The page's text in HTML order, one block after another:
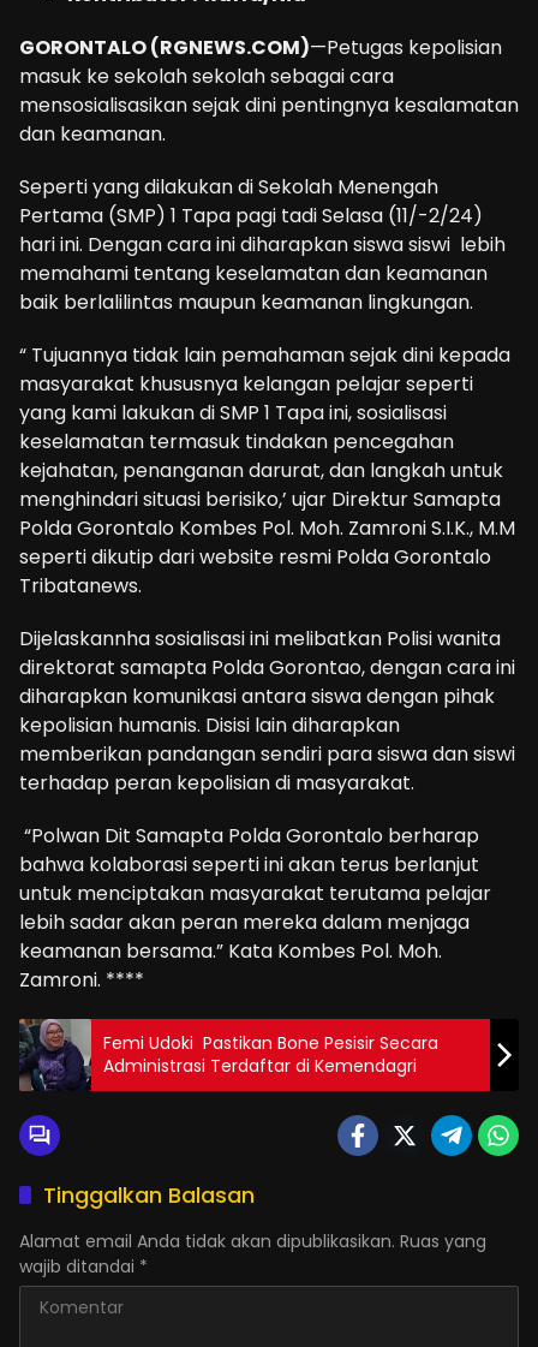
GORONTALO (RGNEWS.COM)—Petugas kepolisian
masuk ke sekolah sekolah sebagai cara
mensosialisasikan sejak dini pentingnya kesalamatan
dan keamanan.
Seperti yang dilakukan di Sekolah Menengah
Pertama (SMP) 1 Tapa pagi tadi Selasa (11/-2/24)
hari ini. Dengan cara ini diharapkan siswa siswi lebih
memahami tentang keselamatan dan keamanan
baik berlalilintas maupun keamanan lingkungan.
“ Tujuannya tidak lain pemahaman sejak dini kepada
masyarakat khususnya kelangan pelajar seperti
yang kami lakukan di SMP 1 Tapa ini, sosialisasi
keselamatan termasuk tindakan pencegahan
kejahatan, penanganan darurat, dan langkah untuk
menghindari situasi berisiko,’ ujar Direktur Samapta
Polda Gorontalo Kombes Pol. Moh. Zamroni S.I.K., M.M
seperti dikutip dari website resmi Polda Gorontalo
Tribatanews.
Dijelaskannha sosialisasi ini melibatkan Polisi wanita
direktorat samapta Polda Gorontao, dengan cara ini
diharapkan komunikasi antara siswa dengan pihak
kepolisian humanis. Disisi lain diharapkan
memberikan pandangan sendiri para siswa dan siswi
terhadap peran kepolisian di masyarakat.
“Polwan Dit Samapta Polda Gorontalo berharap
bahwa kolaborasi seperti ini akan terus berlanjut
untuk menciptakan masyarakat terutama pelajar
lebih sadar akan peran mereka dalam menjaga
keamanan bersama.” Kata Kombes Pol. Moh.
Zamroni. ****
Femi Udoki Pastikan Bone Pesisir Secara
Administrasi Terdaftar di Kemendagri
Tinggalkan Balasan
Alamat email Anda tidak akan dipublikasikan. Ruas yang
wajib ditandai *